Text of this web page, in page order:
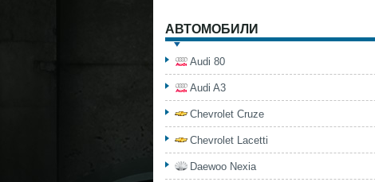
АВТОМОБИЛИ
Audi 80
Audi A3
Chevrolet Cruze
Chevrolet Lacetti
Daewoo Nexia